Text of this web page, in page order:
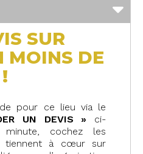
SUR
MOINS DE
pour ce lieu via le
UN DEVIS » ci-
cochez les
tiennent à cœur sur